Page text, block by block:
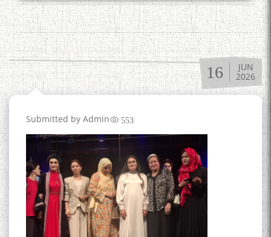
16
JUN
2026
Submitted by Admin 553
The Persian Gulf Beautiful
poetry from Устод Мумин
Қаноат (Ustod Mumin Qanoat)
and Master Mehryar
Mehrafarin about the conflict
of the name of the Persian
Сайри Дарвоз бо Мӯъмин
Қаноат: Чанор ҳам "гап"
мезанад